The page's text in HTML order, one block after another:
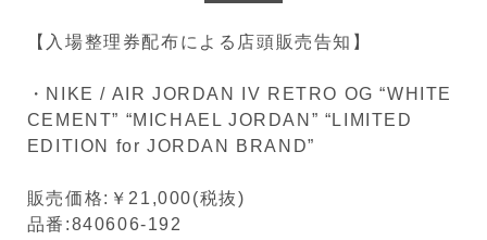
【入場整理券配布による店頭販売告知】
・NIKE / AIR JORDAN IV RETRO OG “WHITE
CEMENT” “MICHAEL JORDAN” “LIMITED
EDITION for JORDAN BRAND”
販売価格:￥21,000(税抜)
品番:840606-192